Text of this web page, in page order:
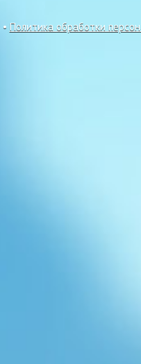
• Политика обработки